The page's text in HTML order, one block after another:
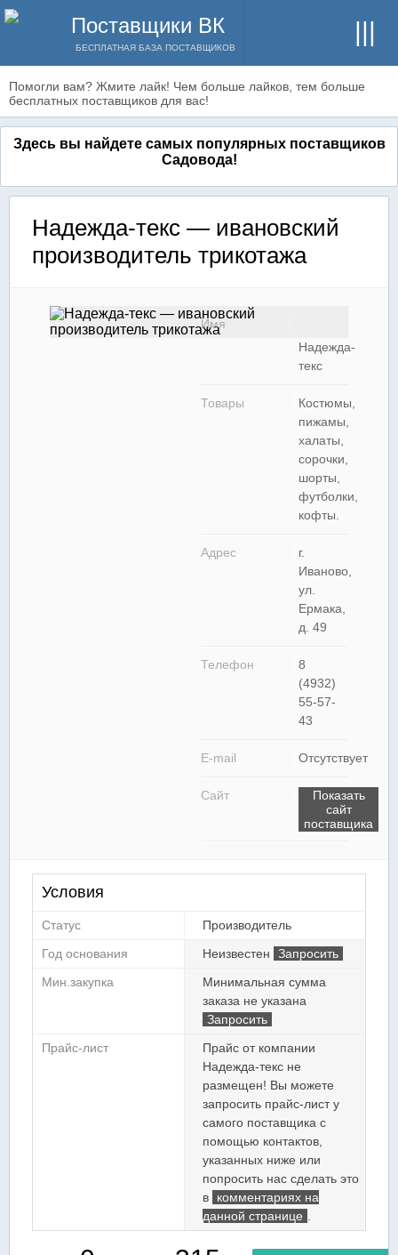
Поставщики ВК
БЕСПЛАТНАЯ БАЗА ПОСТАВЩИКОВ
Помогли вам? Жмите лайк! Чем больше лайков, тем больше
бесплатных поставщиков для вас!
Здесь вы найдете самых популярных поставщиков
Садовода!
Надежда-текс — ивановский
производитель трикотажа
Имя
Надежда-
текс
Товары
Костюмы,
пижамы,
халаты,
сорочки,
шорты,
футболки,
кофты.
Адрес
г.
Иваново,
ул.
Ермака,
д. 49
Телефон
8
(4932)
55-57-
43
E-mail Отсутствует
Сайт
Показать
сайт
поставщика
Условия
Статус
Производитель
Год основания
Неизвестен
Запросить
Мин.закупка
Минимальная сумма
заказа не указана
Запросить
Прайс-лист
Прайс от компании
Надежда-текс не
размещен! Вы можете
запросить прайс-лист у
самого поставщика с
помощью контактов,
указанных ниже или
попросить нас сделать это
в
комментариях на
данной странице